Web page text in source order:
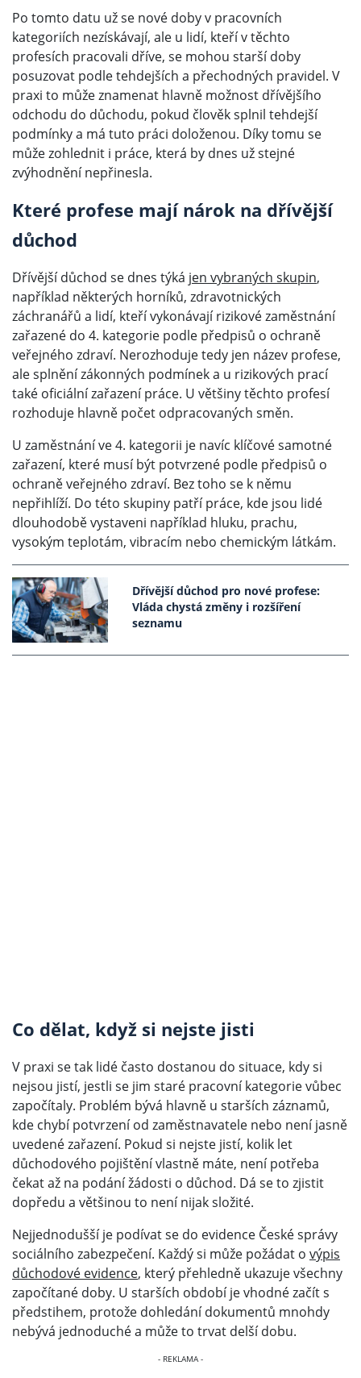
Po tomto datu už se nové doby v pracovních
kategoriích nezískávají, ale u lidí, kteří v těchto
profesích pracovali dříve, se mohou starší doby
posuzovat podle tehdejších a přechodných pravidel. V
praxi to může znamenat hlavně možnost dřívějšího
odchodu do důchodu, pokud člověk splnil tehdejší
podmínky a má tuto práci doloženou. Díky tomu se
může zohlednit i práce, která by dnes už stejné
zvýhodnění nepřinesla.
Které profese mají nárok na dřívější
důchod
Dřívější důchod se dnes týká jen vybraných skupin,
například některých horníků, zdravotnických
záchranářů a lidí, kteří vykonávají rizikové zaměstnání
zařazené do 4. kategorie podle předpisů o ochraně
veřejného zdraví. Nerozhoduje tedy jen název profese,
ale splnění zákonných podmínek a u rizikových prací
také oficiální zařazení práce. U většiny těchto profesí
rozhoduje hlavně počet odpracovaných směn.
U zaměstnání ve 4. kategorii je navíc klíčové samotné
zařazení, které musí být potvrzené podle předpisů o
ochraně veřejného zdraví. Bez toho se k němu
nepřihlíží. Do této skupiny patří práce, kde jsou lidé
dlouhodobě vystaveni například hluku, prachu,
vysokým teplotám, vibracím nebo chemickým látkám.
Dřívější důchod pro nové profese:
Vláda chystá změny i rozšíření
seznamu
Co dělat, když si nejste jisti
V praxi se tak lidé často dostanou do situace, kdy si
nejsou jistí, jestli se jim staré pracovní kategorie vůbec
započítaly. Problém bývá hlavně u starších záznamů,
kde chybí potvrzení od zaměstnavatele nebo není jasně
uvedené zařazení. Pokud si nejste jistí, kolik let
důchodového pojištění vlastně máte, není potřeba
čekat až na podání žádosti o důchod. Dá se to zjistit
dopředu a většinou to není nijak složité.
Nejjednodušší je podívat se do evidence České správy
sociálního zabezpečení. Každý si může požádat o výpis
důchodové evidence, který přehledně ukazuje všechny
započítané doby. U starších období je vhodné začít s
předstihem, protože dohledání dokumentů mnohdy
nebývá jednoduché a může to trvat delší dobu.